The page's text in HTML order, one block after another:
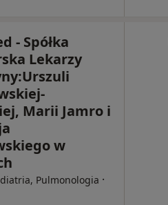
- Spółka
Lekarzy
Marii Jamro i
w
Pulmonologia ·